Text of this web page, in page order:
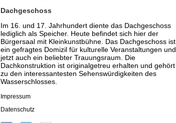
Dachgeschoss
Im 16. und 17. Jahrhundert diente das Dachgeschoss
lediglich als Speicher. Heute befindet sich hier der
Bürgersaal mit Kleinkunstbühne. Das Dachgeschoss ist
ein gefragtes Domizil für kulturelle Veranstaltungen und
jetzt auch ein beliebter Trauungsraum. Die
Dachkonstruktion ist originalgetreu erhalten und gehört
zu den interessantesten Sehenswürdigkeiten des
Wasserschlosses.
Impressum
Datenschutz